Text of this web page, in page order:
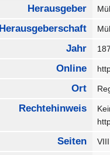
Herausgeber
Herausgeberschaft
Jahr
Online
Ort
Rechtehinweis
Seiten